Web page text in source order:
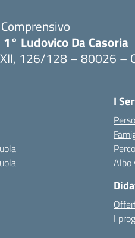
1° Ludovico Da Casoria
126/128 – 80026 –
I
Albo
I